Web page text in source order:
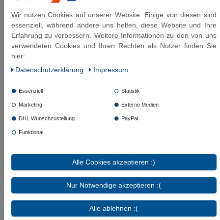
SFX® Waschmaschinenschlauch
Edelstahl Panzerschlauch
ab 20,09 € *
SFX® Panzerschlauch DN8 1/2"ÜM x
3/4"ÜM mit 90° Bogen Edelstahl
Flexschlauch
Wir nutzen Cookies auf unserer Website. Einige von diesen sind
essenziell, während andere uns helfen, diese Website und Ihre
Erfahrung zu verbessern. Weitere Informationen zu den von uns
verwendeten Cookies und Ihren Rechten als Nutzer finden Sie
hier:
Daten­schutz­erklärung
Impressum
Essenziell Statistik
Marketing Externe Medien
DHL Wunschzustellung PayPal
Funktional
Alle Cookies akzeptieren :)
Nur Notwendige akzeptieren :(
Alle ablehnen :(